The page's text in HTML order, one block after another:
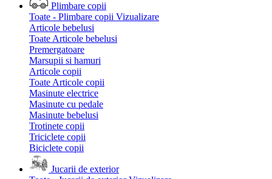
Plimbare copii
Toate - Plimbare copii Vizualizare
Articole bebelusi
Toate Articole bebelusi
Premergatoare
Marsupii si hamuri
Articole copii
Toate Articole copii
Masinute electrice
Masinute cu pedale
Masinute bebelusi
Trotinete copii
Triciclete copii
Biciclete copii
Jucarii de exterior